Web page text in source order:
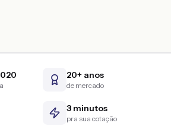
20+ anos
de mercado
3 minutos
pra sua cotação